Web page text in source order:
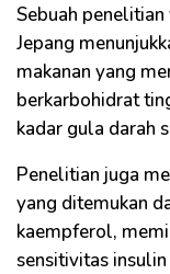
Sebuah
Jepang
makanan yang
berkarbohidrat
kadar gula darah
Penelitian juga
yang ditemukan
kaempferol,
sensitivitas